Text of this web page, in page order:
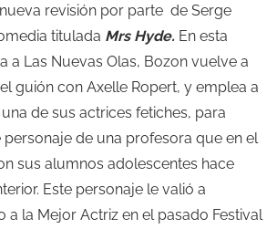
revisión por parte de Serge
titulada Mrs Hyde. En esta
a Las Nuevas Olas, Bozon vuelve a
guión con Axelle Ropert, y emplea a
de sus actrices fetiches, para
de una profesora que en el
sus alumnos adolescentes hace
Este personaje le valió a
a la Mejor Actriz en el pasado Festival